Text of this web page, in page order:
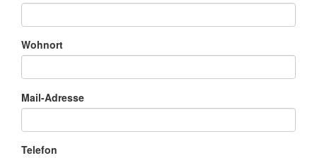
Wohnort
Mail-Adresse
Telefon